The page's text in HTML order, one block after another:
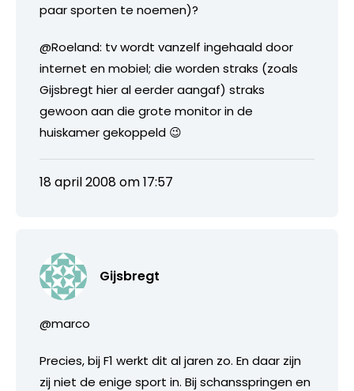
paar sporten te noemen)?
@Roeland: tv wordt vanzelf ingehaald door
internet en mobiel; die worden straks (zoals
Gijsbregt hier al eerder aangaf) straks
gewoon aan die grote monitor in de
huiskamer gekoppeld 😉
18 april 2008 om 17:57
Gijsbregt
@marco
Precies, bij F1 werkt dit al jaren zo. En daar zijn
zij niet de enige sport in. Bij schansspringen en